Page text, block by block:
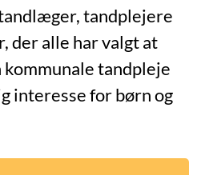
tandplejere
der alle har valgt at
tandpleje
interesse for børn og